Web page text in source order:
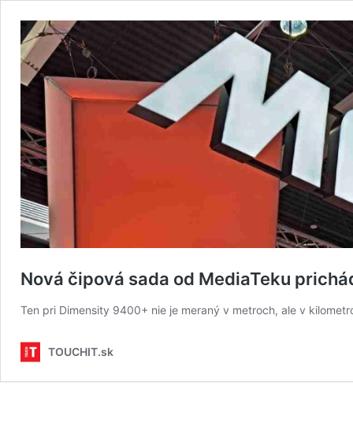
Nová čipová sada od MediaTeku
Ten pri Dimensity 9400+ nie je meraný v metroch, ale v
TOUCHIT.sk